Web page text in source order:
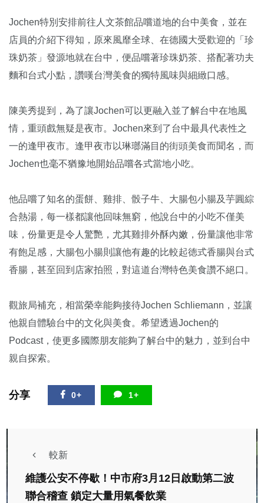
Jochen特別安排前往人文茶館品嚐道地的台中美食，並在
店員的介紹下得知，原來風靡全球、在德國大受歡迎的「珍
珠奶茶」發源地就在台中，便品嚐著珍珠奶茶、搭配著功夫
麵和台式小點，讚嘆台灣美食的獨特風味與細緻口感。
陳美秀提到，為了讓Jochen可以更融入並了解台中在地風
情，重頭戲無疑是夜市。Jochen來到了台中最具代表性之
一的逢甲夜市。逢甲夜市以琳瑯滿目的街頭美食而聞名，而
Jochen也毫不猶豫地開始品嚐各式當地小吃。
他品嚐了知名的蛋餅、雞排、骰子牛、大腸包小腸及芋圓綜
合熱湯，每一樣都讓他回味無窮，他說台中的小吃不僅美
味，份量更是令人驚艷，尤其雞排外酥內嫩，份量讓他非常
有飽足感，大腸包小腸則讓他有趣的比較起徳式香腸與台式
香腸，甚至回到店家拍照，對這道台灣特色美食讚不絕口。
觀旅局補充，相當榮幸能夠接待Jochen Schliemann，並讓
他親自體驗台中的文化與美食。希望透過Jochen的
Podcast，使更多國際朋友能夠了解台中的魅力，並到台中
親自探索。
分享 0+ 1+
較新
維護公安不停歇！中市府3月12日啟動第二波
聯合稽查 鎖定大量用氣餐飲業